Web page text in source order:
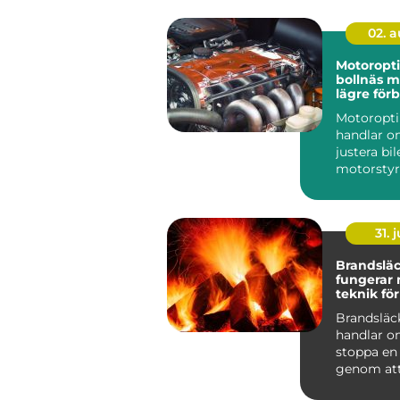
02.
bollnäs mer kraft,
lägre
handlar
justera
31.
fungerar
teknik
handlar
stoppa
genom